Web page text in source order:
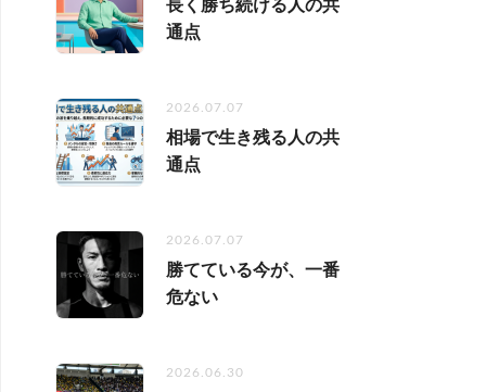
長く勝ち続ける人の共
通点
2026.07.07
相場で生き残る人の共
通点
2026.07.07
勝てている今が、一番
危ない
2026.06.30